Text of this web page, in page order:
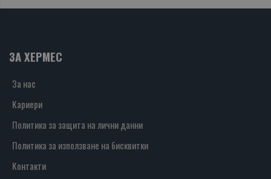
ЗА ХЕРМЕС
За нас
Кариери
Политика за защита на лични данни
Политика за използване на бисквитки
Контакти